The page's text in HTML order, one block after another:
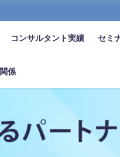
コンサルタント実績 セミ
係